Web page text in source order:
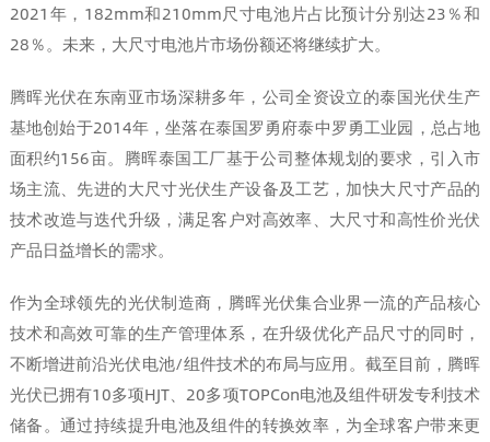
2021年，182mm和210mm尺寸电池片占比预计分别达23％和
28％。未来，大尺寸电池片市场份额还将继续扩大。
腾晖光伏在东南亚市场深耕多年，公司全资设立的泰国光伏生产
基地创始于2014年，坐落在泰国罗勇府泰中罗勇工业园，总占地
面积约156亩。腾晖泰国工厂基于公司整体规划的要求，引入市
场主流、先进的大尺寸光伏生产设备及工艺，加快大尺寸产品的
技术改造与迭代升级，满足客户对高效率、大尺寸和高性价光伏
产品日益增长的需求。
作为全球领先的光伏制造商，腾晖光伏集合业界一流的产品核心
技术和高效可靠的生产管理体系，在升级优化产品尺寸的同时，
不断增进前沿光伏电池/组件技术的布局与应用。截至目前，腾晖
光伏已拥有10多项HJT、20多项TOPCon电池及组件研发专利技术
储备。通过持续提升电池及组件的转换效率，为全球客户带来更